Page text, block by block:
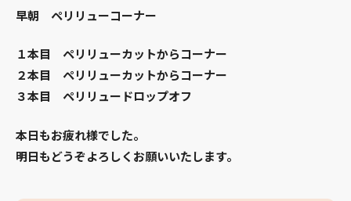
早朝 ペリリューコーナー
１本目 ペリリューカットからコーナー
２本目 ペリリューカットからコーナー
３本目 ペリリュードロップオフ
本日もお疲れ様でした。
明日もどうぞよろしくお願いいたします。